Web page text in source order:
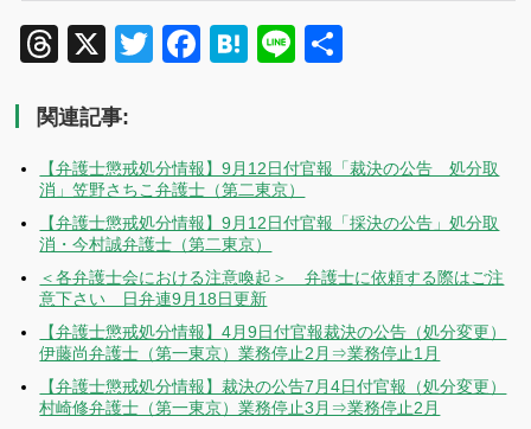
Threads
X TwitterFacebook
Hatena
Line
関連記事:
【弁護士懲戒処分情報】9月12日付官報「裁決の公告 処分取
消」笠野さちこ弁護士（第二東京）
【弁護士懲戒処分情報】9月12日付官報「採決の公告」処分取
消・今村誠弁護士（第二東京）
＜各弁護士会における注意喚起＞ 弁護士に依頼する際はご注
意下さい 日弁連9月18日更新
【弁護士懲戒処分情報】4月9日付官報裁決の公告（処分変更）
伊藤尚弁護士（第一東京）業務停止2月⇒業務停止1月
【弁護士懲戒処分情報】裁決の公告7月4日付官報（処分変更）
村崎修弁護士（第一東京）業務停止3月⇒業務停止2月